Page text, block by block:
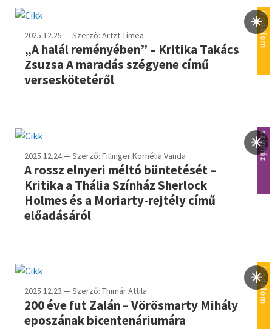
irodalom
2025.12.25 — Szerző: Artzt Tímea
„A halál reményében” – Kritika Takács
Zsuzsa A maradás szégyene című
verseskötetéről
színház
2025.12.24 — Szerző: Fillinger Kornélia Vanda
A rossz elnyeri méltó büntetését –
Kritika a Thália Színház Sherlock
Holmes és a Moriarty-rejtély című
előadásáról
irodalom
2025.12.23 — Szerző: Thimár Attila
200 éve fut Zalán – Vörösmarty Mihály
eposzának bicentenáriumára